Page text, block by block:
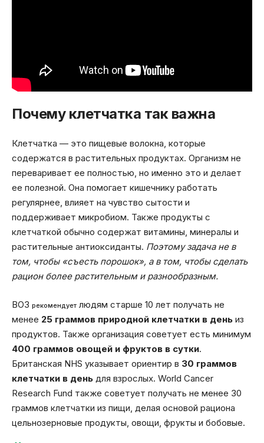
Почему клетчатка так важна
Клетчатка — это пищевые волокна, которые
содержатся в растительных продуктах. Организм не
переваривает ее полностью, но именно это и делает
ее полезной. Она помогает кишечнику работать
регулярнее, влияет на чувство сытости и
поддерживает микробиом. Также продукты с
клетчаткой обычно содержат витамины, минералы и
растительные антиоксиданты. Поэтому задача не в
том, чтобы «съесть порошок», а в том, чтобы сделать
рацион более растительным и разнообразным.
ВОЗ рекомендует людям старше 10 лет получать не
менее 25 граммов природной клетчатки в день из
продуктов. Также организация советует есть минимум
400 граммов овощей и фруктов в сутки.
Британская NHS указывает ориентир в 30 граммов
клетчатки в день для взрослых. World Cancer
Research Fund также советует получать не менее 30
граммов клетчатки из пищи, делая основой рациона
цельнозерновые продукты, овощи, фрукты и бобовые.